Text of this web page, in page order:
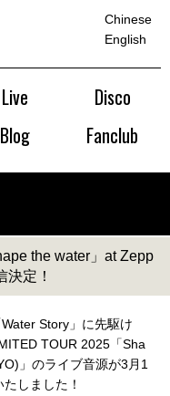
Live
Disco
Blog Fanclub
Chinese
English
the water」at Zepp
定！
Story」に先駆け
TOUR 2025「Sha
」のライブ音源が3月1
しました！